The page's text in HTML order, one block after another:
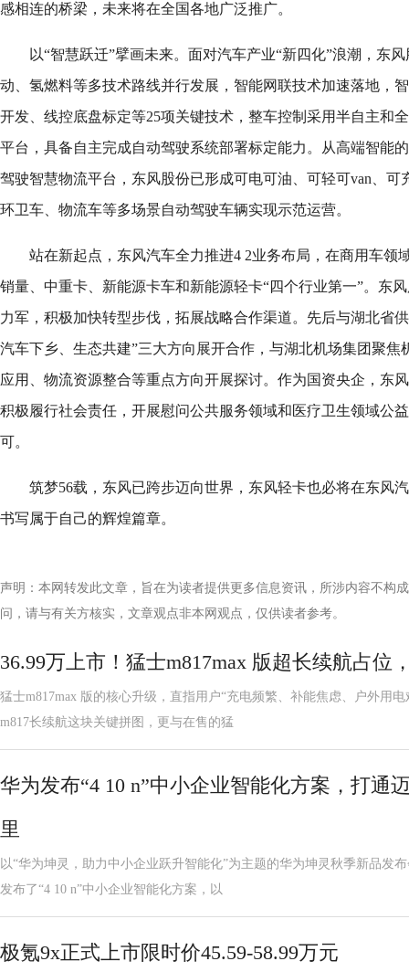
感相连的桥梁，未来将在全国各地广泛推广。
以“智慧跃迁”擘画未来。面对汽车产业“新四化”浪潮，东
动、氢燃料等多技术路线并行发展，智能网联技术加速落地，
开发、线控底盘标定等25项关键技术，整车控制采用半自主和
平台，具备自主完成自动驾驶系统部署标定能力。从高端智能
驾驶智慧物流平台，东风股份已形成可电可油、可轻可van、可
环卫车、物流车等多场景自动驾驶车辆实现示范运营。
站在新起点，东风汽车全力推进4 2业务布局，在商用车领
销量、中重卡、新能源卡车和新能源轻卡“四个行业第一”。东
力军，积极加快转型步伐，拓展战略合作渠道。先后与湖北省
汽车下乡、生态共建”三大方向展开合作，与湖北机场集团聚焦
应用、物流资源整合等重点方向开展探讨。作为国资央企，东
积极履行社会责任，开展慰问公共服务领域和医疗卫生领域公
可。
筑梦56载，东风已跨步迈向世界，东风轻卡也必将在东风
书写属于自己的辉煌篇章。
声明：本网转发此文章，旨在为读者提供更多信息资讯，所涉内容不构
问，请与有关方核实，文章观点非本网观点，仅供读者参考。
36.99万上市！猛士m817max 版超长续航占位
猛士m817max 版的核心升级，直指用户“充电频繁、补能焦虑、户外用
m817长续航这块关键拼图，更与在售的猛
华为发布“4 10 n”中小企业智能化方案，打通
里
以“华为坤灵，助力中小企业跃升智能化”为主题的华为坤灵秋季新品发
发布了“4 10 n”中小企业智能化方案，以
极氪9x正式上市限时价45.59-58.99万元